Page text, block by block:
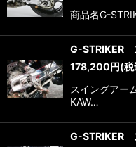
商品名G-
G-STRIKER
178,200 円(税
スイングアー
KAW…
G-STRIKER